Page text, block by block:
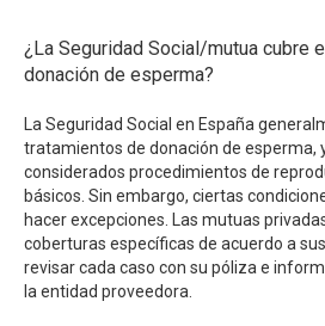
¿La Seguridad Social/mutua cubre
donación de esperma?
La Seguridad Social en España
tratamientos de donación de esperma,
considerados procedimientos de
básicos. Sin embargo, ciertas
hacer excepciones. Las mutuas
coberturas específicas de acuerdo a
revisar cada caso con su póliza e
la entidad proveedora.